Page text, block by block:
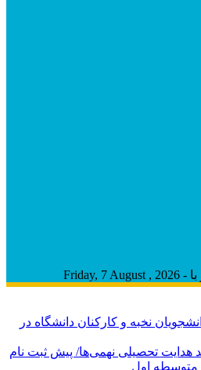
نخبه و کارکنان دانشگاه در
از ۹۰ درصد هدایت تحصیلی نهمی‌ها/ پیش ثبت نام